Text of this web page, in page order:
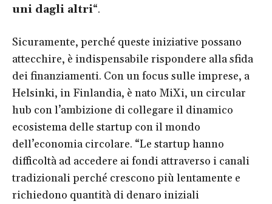
uni dagli altri“.
Sicuramente, perché queste iniziative possano
attecchire, è indispensabile rispondere alla sfida
dei finanziamenti. Con un focus sulle imprese, a
Helsinki, in Finlandia, è nato MiXi, un circular
hub con l’ambizione di collegare il dinamico
ecosistema delle startup con il mondo
dell’economia circolare. “Le startup hanno
difficoltà ad accedere ai fondi attraverso i canali
tradizionali perché crescono più lentamente e
richiedono quantità di denaro iniziali